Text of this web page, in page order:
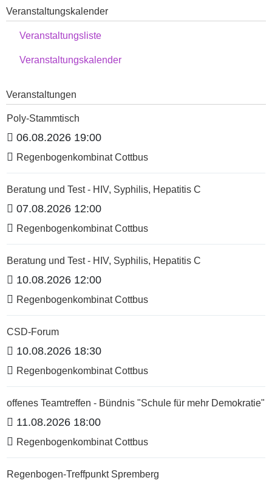
Veranstaltungskalender
Veranstaltungsliste
Veranstaltungskalender
Veranstaltungen
Poly-Stammtisch
06.08.2026 19:00
Regenbogenkombinat Cottbus
Beratung und Test - HIV, Syphilis, Hepatitis C
07.08.2026 12:00
Regenbogenkombinat Cottbus
Beratung und Test - HIV, Syphilis, Hepatitis C
10.08.2026 12:00
Regenbogenkombinat Cottbus
CSD-Forum
10.08.2026 18:30
Regenbogenkombinat Cottbus
offenes Teamtreffen - Bündnis "Schule für mehr Demokratie"
11.08.2026 18:00
Regenbogenkombinat Cottbus
Regenbogen-Treffpunkt Spremberg